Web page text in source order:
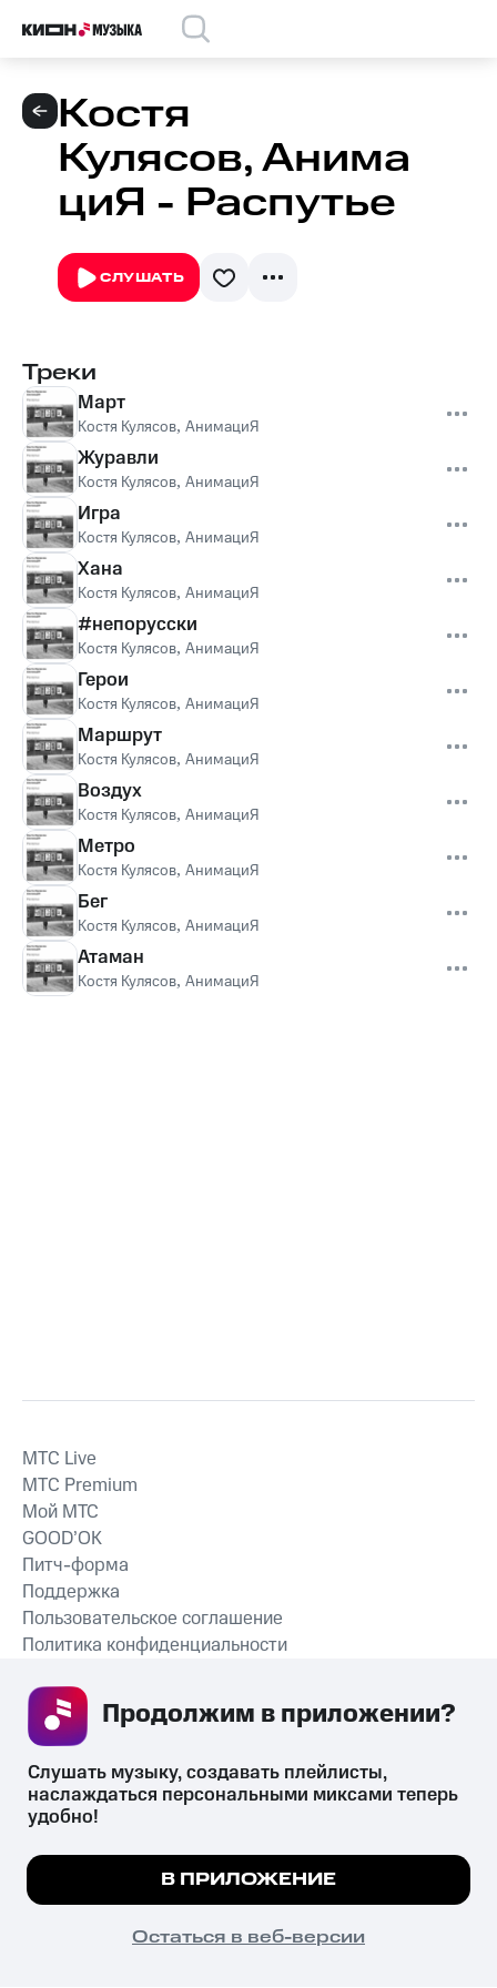
Костя
Кулясов, Анима
циЯ - Распутье
СЛУШАТЬ
Треки
Март
Костя Кулясов, АнимациЯ
Журавли
Костя Кулясов, АнимациЯ
Игра
Костя Кулясов, АнимациЯ
Хана
Костя Кулясов, АнимациЯ
#непорусски
Костя Кулясов, АнимациЯ
Герои
Костя Кулясов, АнимациЯ
Маршрут
Костя Кулясов, АнимациЯ
Воздух
Костя Кулясов, АнимациЯ
Метро
Костя Кулясов, АнимациЯ
Бег
Костя Кулясов, АнимациЯ
Атаман
Костя Кулясов, АнимациЯ
СКАЧАТЬ ПРИЛОЖЕНИЕ
MTС Live
MTС Premium
Мой МТС
GOOD’OK
Питч-форма
Поддержка
Пользовательское соглашение
Политика конфиденциальности
психотропных веществ, их аналогов причиняет вред здоровью,
их незаконный оборот запрещён и влечёт установленную
законодательством ответственность.
© 2026 ООО «КИОН».
Все права защищены
Мы используем куки, чтобы на сайте все
Подробнее
ПОНЯТНО
Слушать музыку, создавать плейлисты,
наслаждаться персональными миксами теперь
удобно!
В ПРИЛОЖЕНИЕ
Остаться в веб-версии